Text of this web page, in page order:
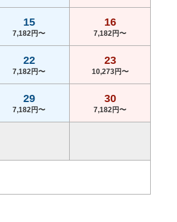
15
7,182円〜
16
7,182円〜
22
7,182円〜
23
10,273円〜
29
7,182円〜
30
7,182円〜